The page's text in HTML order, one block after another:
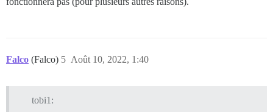
Falco (Falco) Août 10, 2022, 1:40
5
tobi1: